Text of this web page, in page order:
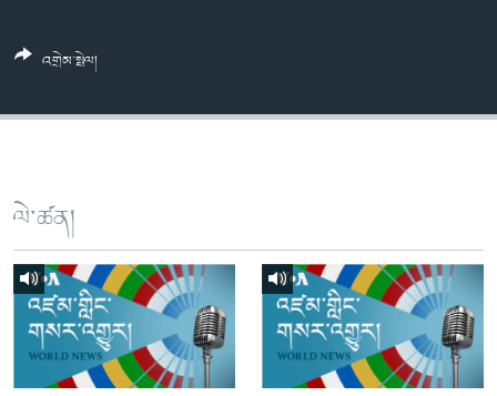
གངས་རིའི་བྲག་ཅ།
བུད་མེད།
འགྲེམ་སྤེལ།
ལེ་ཚན།